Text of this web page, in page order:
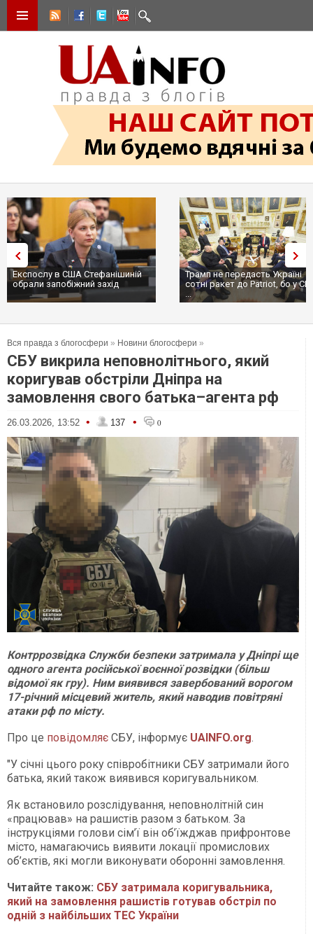
Експослу в США Стефанішиній
обрали запобіжний захід
Трамп не передасть Україні
сотні ракет до Patriot, бо у
...
Вся правда з блогосфери » Новини блогосфери »
СБУ викрила неповнолітнього, який
коригував обстріли Дніпра на
замовлення свого батька–агента рф
26.03.2026, 13:52 • 137 • 0
Контррозвідка Служби безпеки затримала у Дніпрі ще
одного агента російської воєнної розвідки (більш
відомої як гру). Ним виявився завербований ворогом
17-річний місцевий житель, який наводив повітряні
атаки рф по місту.
Про це повідомляє СБУ, інформує UAINFO.org.
"У січні цього року співробітники СБУ затримали його
батька, який також виявився коригувальником.
Як встановило розслідування, неповнолітній син
«працював» на рашистів разом з батьком. За
інструкціями голови сім’ї він об’їжджав прифронтове
місто, намагаючись виявити локації промислових
об’єктів, які могли виконувати оборонні замовлення.
Читайте також: СБУ затримала коригувальника,
який на замовлення рашистів готував обстріл по
одній з найбільших ТЕС України